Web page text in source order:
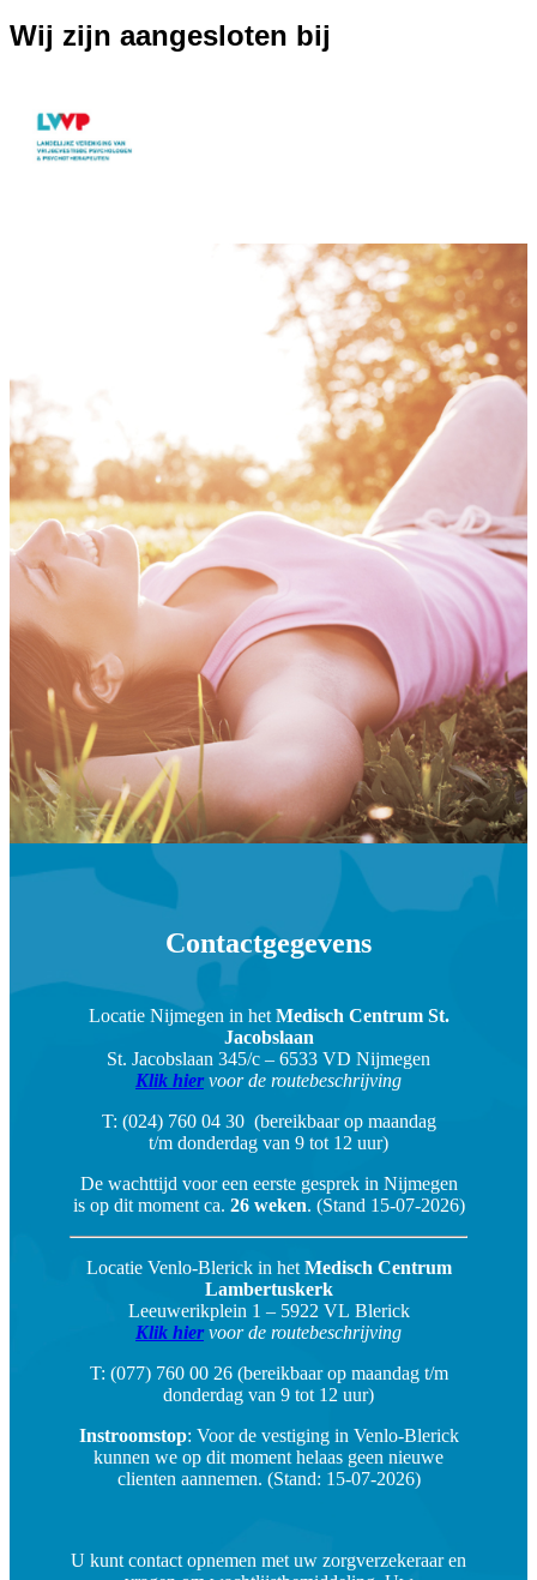
Wij zijn aangesloten bij
Contactgegevens
Locatie Nijmegen in het Medisch Centrum St.
Jacobslaan
St. Jacobslaan 345/c – 6533 VD Nijmegen
Klik hier voor de routebeschrijving
T: (024) 760 04 30 (bereikbaar op maandag
t/m donderdag van 9 tot 12 uur)
De wachttijd voor een eerste gesprek in Nijmegen
is op dit moment ca. 26 weken. (Stand 15-07-2026)
Locatie Venlo-Blerick in het Medisch Centrum
Lambertuskerk
Leeuwerikplein 1 – 5922 VL Blerick
Klik hier voor de routebeschrijving
T: (077) 760 00 26 (bereikbaar op maandag t/m
donderdag van 9 tot 12 uur)
Instroomstop: Voor de vestiging in Venlo-Blerick
kunnen we op dit moment helaas geen nieuwe
clienten aannemen. (Stand: 15-07-2026)
U kunt contact opnemen met uw zorgverzekeraar en